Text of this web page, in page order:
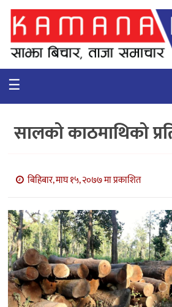
गृहपृष्ठ
समाचार
अर्थ
र
भिडियो
सिफारिस
☰
सालको काठमाथिको
बिहिबार, माघ १५, २०७७ मा प्रकाशित